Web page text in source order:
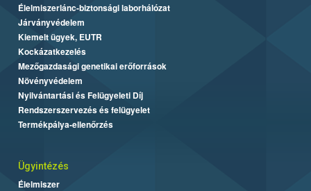
Élelmiszerlánc-biztonsági laborhálózat
Járványvédelem
Kiemelt ügyek, EUTR
Kockázatkezelés
Mezőgazdasági genetikai erőforrások
Növényvédelem
Nyilvántartási és Felügyeleti Díj
Rendszerszervezés és felügyelet
Termékpálya-ellenőrzés
Ügyintézés
Élelmiszer